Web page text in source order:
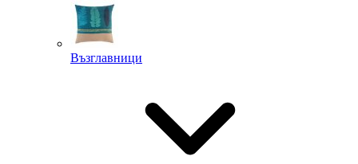
Възглавници